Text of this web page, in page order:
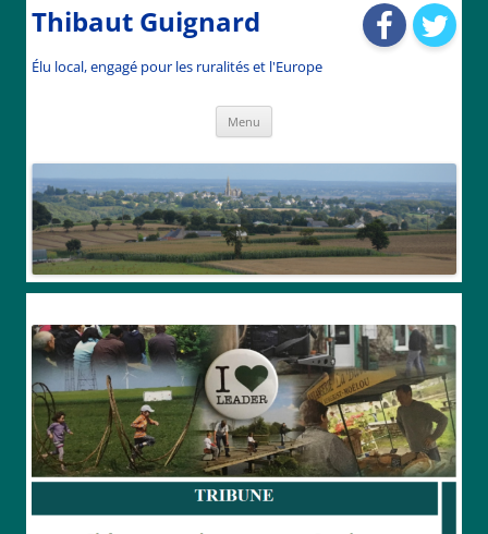
Thibaut Guignard
Élu local, engagé pour les ruralités et l'Europe
Menu